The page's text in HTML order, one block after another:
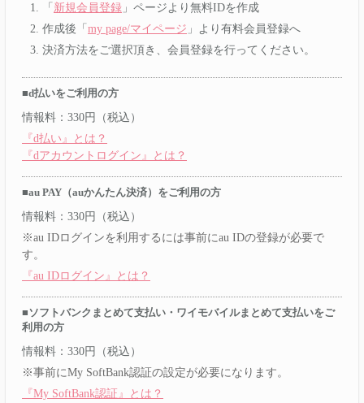
「 新規会員登録 」ページより無料IDを作成
作成後「 my page/マイページ 」より有料会員登録へ
決済方法をご選択頂き、会員登録を行ってください。
■d払いをご利用の方
情報料：330円（税込）
『d払い』とは？
『dアカウントログイン』とは？
■au PAY（auかんたん決済）をご利用の方
情報料：330円（税込）
※au IDログインを利用するには事前にau IDの登録が必要で
す。
『au IDログイン』とは？
■ソフトバンクまとめて支払い・ワイモバイルまとめて支払いをご
利用の方
情報料：330円（税込）
※事前にMy SoftBank認証の設定が必要になります。
『My SoftBank認証』とは？